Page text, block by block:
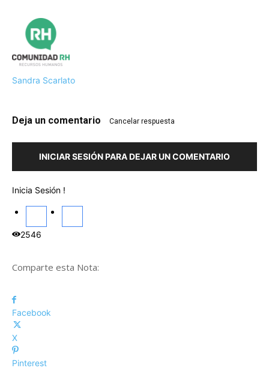
Sandra Scarlato
Deja un comentario Cancelar respuesta
INICIAR SESIÓN PARA DEJAR UN COMENTARIO
Inicia Sesión !
2546
Comparte esta Nota:
Facebook
X
Pinterest